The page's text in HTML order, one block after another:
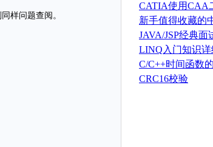
样问题查阅。
总结
CATIA使用CAA
建草图
新手值得收藏的
新手且英文不好
JAVA/JSP经典面
LINQ入门知识
C/C++时间函数
CRC16校验